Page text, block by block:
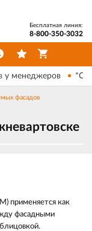
Бесплатная линия:
8-800-350-3032
у менеджеров
фасадов
применяется как
фасадными